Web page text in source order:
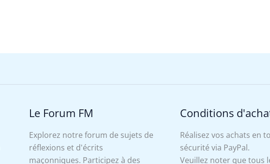
Le Forum FM
Explorez notre forum de sujets de
réflexions et d'écrits
maçonniques. Participez à des
Conditions
Réalisez vos achats en
sécurité via PayPal.
Veuillez noter que tous